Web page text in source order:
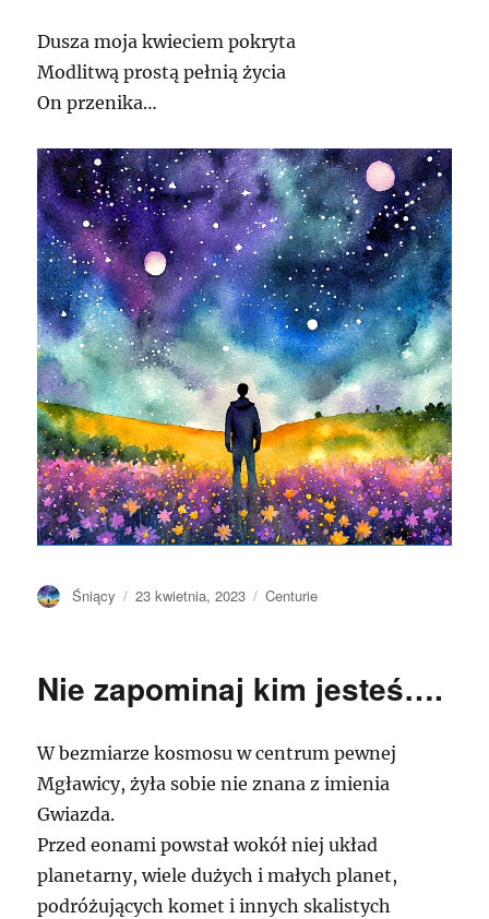
Dusza moja kwieciem pokryta
Modlitwą prostą pełnią życia
On przenika…
Autor
Śniący Opublikowano
23 kwietnia, 2023 Kategorie
Centurie
Nie zapominaj kim jesteś….
W bezmiarze kosmosu w centrum pewnej
Mgławicy, żyła sobie nie znana z imienia
Gwiazda.
Przed eonami powstał wokół niej układ
planetarny, wiele dużych i małych planet,
podróżujących komet i innych skalistych